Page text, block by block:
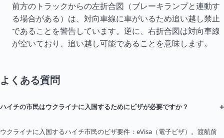
前方のトラックからの左折合図（ブレーキランプと連動す
る場合がある）は、対向車線に車がいるため追い越し禁止
であることを警告しています。逆に、右折合図は対向車線
が空いており、追い越し可能であることを意味します。
よくある質問
ハイチの市民はウクライナに入国するためにビザが必要ですか？ +
ウクライナに入国するハイチ市民のビザ要件：eVisa（電子ビザ）。渡航前